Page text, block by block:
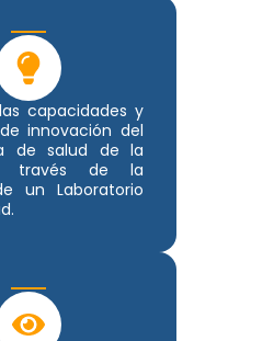
capacidades y
innovación del
de salud de la
través de la
un Laboratorio